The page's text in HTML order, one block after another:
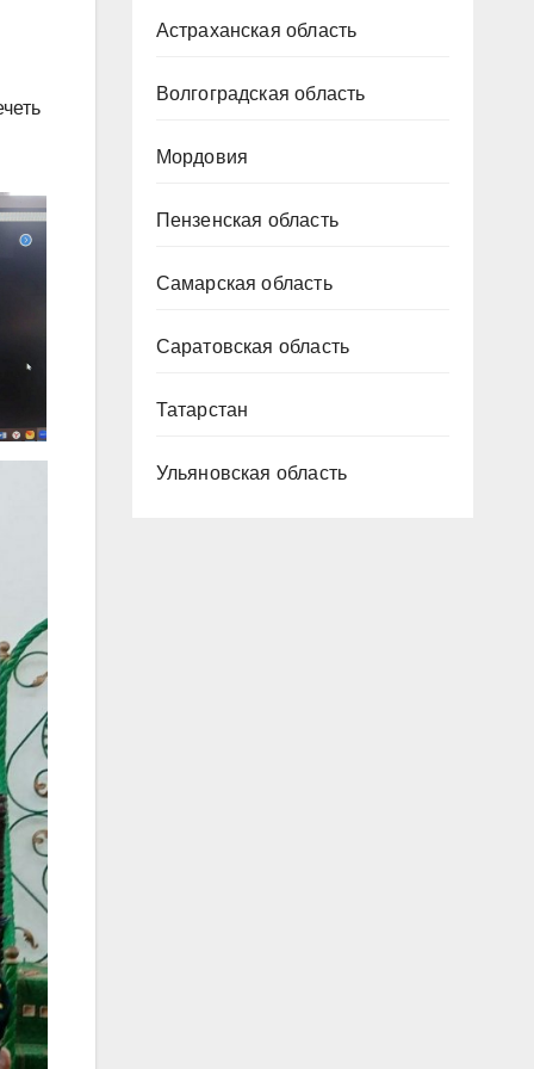
Астраханская область
Волгоградская область
Мордовия
Пензенская область
Самарская область
Саратовская область
Татарстан
Ульяновская область